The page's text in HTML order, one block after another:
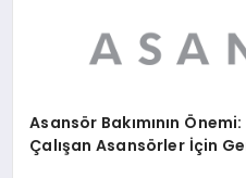
Asansör Bakımının
Çalışan Asansörler İçin